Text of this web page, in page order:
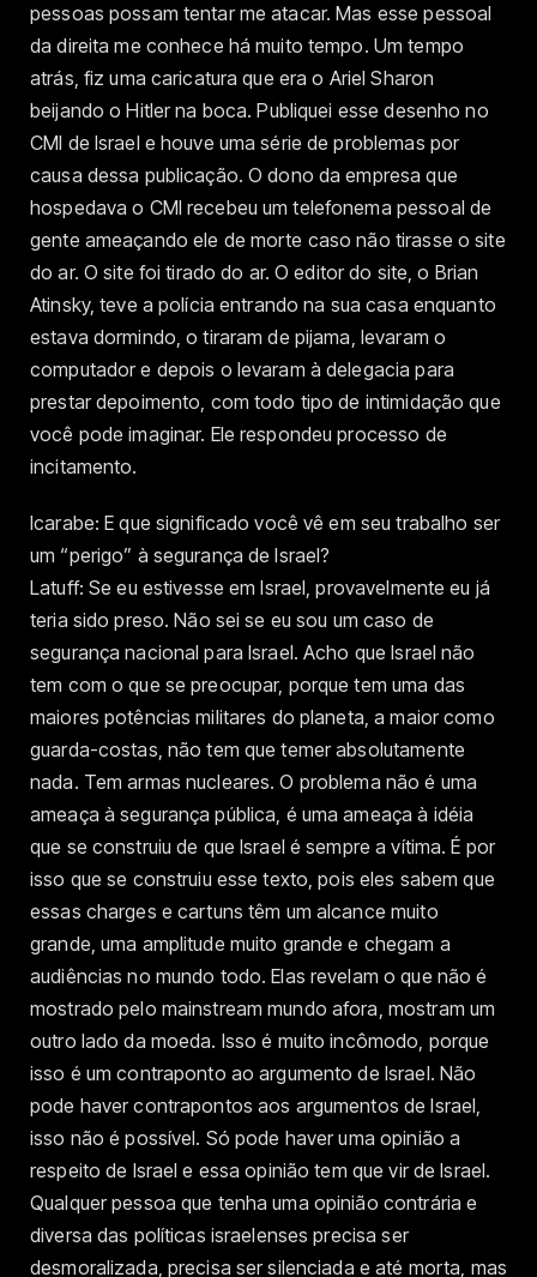
pessoas possam tentar me atacar. Mas esse pessoal
da direita me conhece há muito tempo. Um tempo
atrás, fiz uma caricatura que era o Ariel Sharon
beijando o Hitler na boca. Publiquei esse desenho no
CMI de Israel e houve uma série de problemas por
causa dessa publicação. O dono da empresa que
hospedava o CMI recebeu um telefonema pessoal de
gente ameaçando ele de morte caso não tirasse o site
do ar. O site foi tirado do ar. O editor do site, o Brian
Atinsky, teve a polícia entrando na sua casa enquanto
estava dormindo, o tiraram de pijama, levaram o
computador e depois o levaram à delegacia para
prestar depoimento, com todo tipo de intimidação que
você pode imaginar. Ele respondeu processo de
incitamento.
Icarabe: E que significado você vê em seu trabalho ser
um “perigo” à segurança de Israel?
Latuff: Se eu estivesse em Israel, provavelmente eu já
teria sido preso. Não sei se eu sou um caso de
segurança nacional para Israel. Acho que Israel não
tem com o que se preocupar, porque tem uma das
maiores potências militares do planeta, a maior como
guarda-costas, não tem que temer absolutamente
nada. Tem armas nucleares. O problema não é uma
ameaça à segurança pública, é uma ameaça à idéia
que se construiu de que Israel é sempre a vítima. É por
isso que se construiu esse texto, pois eles sabem que
essas charges e cartuns têm um alcance muito
grande, uma amplitude muito grande e chegam a
audiências no mundo todo. Elas revelam o que não é
mostrado pelo mainstream mundo afora, mostram um
outro lado da moeda. Isso é muito incômodo, porque
isso é um contraponto ao argumento de Israel. Não
pode haver contrapontos aos argumentos de Israel,
isso não é possível. Só pode haver uma opinião a
respeito de Israel e essa opinião tem que vir de Israel.
Qualquer pessoa que tenha uma opinião contrária e
diversa das políticas israelenses precisa ser
desmoralizada, precisa ser silenciada e até morta, mas